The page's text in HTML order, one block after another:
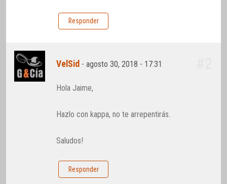
Responder
VelSid -agosto 30, 2018 - 17:31
Hola Jaime,
Hazlo con kappa, no te arrepentirás.
Saludos!
Responder